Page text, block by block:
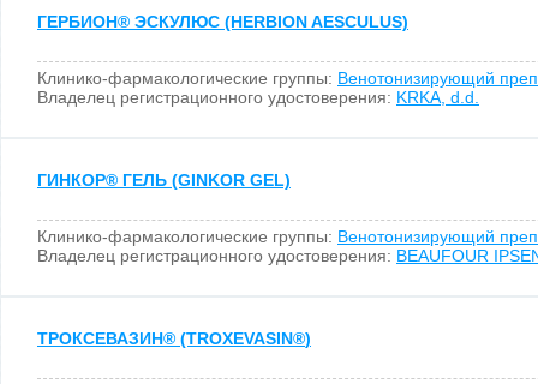
ГЕРБИОН® ЭСКУЛЮС (HERBION AESCULUS)
Клинико-фармакологические группы: Венотонизирующий
Владелец регистрационного удостоверения: KRKA, d.d.
ГИНКОР® ГЕЛЬ (GINKOR GEL)
Клинико-фармакологические группы: Венотонизирующий
Владелец регистрационного удостоверения: BEAUFOUR
ТРОКСЕВАЗИН® (TROXEVASIN®)